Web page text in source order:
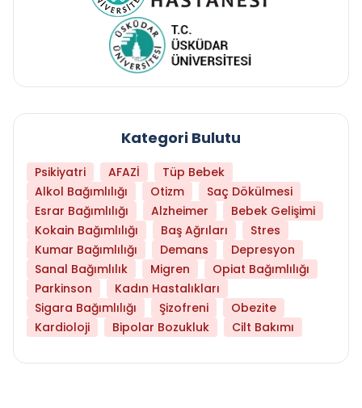
Kategori Bulutu
Psikiyatri AFAZİ
Tüp Bebek
Alkol Bağımlılığı
Otizm
Saç Dökülmesi
Esrar Bağımlılığı
Alzheimer
Bebek Gelişimi
Kokain Bağımlılığı
Baş Ağrıları
Stres
Kumar Bağımlılığı
Demans
Depresyon
Sanal Bağımlılık
Migren
Opiat Bağımlılığı
Parkinson
Kadın Hastalıkları
Sigara Bağımlılığı
Şizofreni
Obezite
Kardioloji
Bipolar Bozukluk Cilt Bakımı